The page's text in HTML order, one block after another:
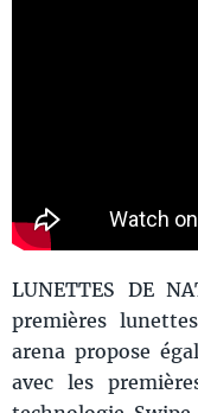
LUNETTES DE
premières
arena propose
avec les